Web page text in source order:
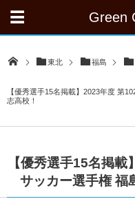
Green
東北 福島
【優秀選手15名掲載】2023年度 第
志高校！
【優秀選手15名掲
サッカー選手権 福